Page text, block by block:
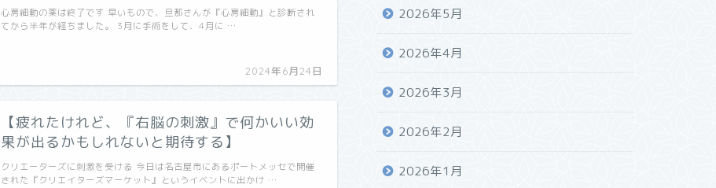
2024年6月24日
心房細動の薬は終了です 早いもので、旦那さんが『心房細動』と診断され
てから半年が経ちました。 3月に手術をして、4月に …
【疲れたけれど、『右脳の刺激』で何かいい効
果が出るかもしれないと期待する】
クリエーターズに刺激を受ける 今日は名古屋市にあるポートメッセで開催
された『クリエイターズマーケット』というイベントに出かけ …
2026年5月
2026年4月
2026年3月
2026年2月
2026年1月